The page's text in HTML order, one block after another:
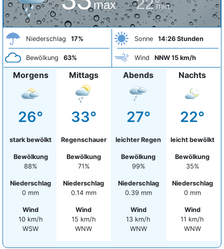
max min
Niederschlag 17%
Bewölkung 63%
Sonne 14:26 Stunden
Wind NNW 15 km/h
Morgens
26°
stark bewölkt
Bewölkung
88%
Niederschlag
0 mm
Wind
10 km/h
WSW
Mittags
33°
Regenschauer
Bewölkung
71%
Niederschlag
0.14 mm
Wind
15 km/h
WNW
Abends
27°
leichter Regen
Bewölkung
99%
Niederschlag
0.39 mm
Wind
13 km/h
WNW
Nachts
22°
leicht bewölkt
Bewölkung
35%
Niederschlag
0 mm
Wind
11 km/h
WNW